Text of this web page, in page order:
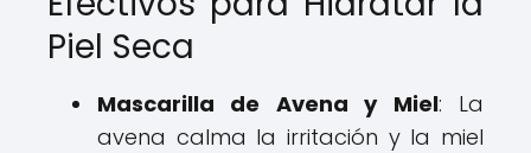
Piel Seca
Mascarilla de Avena y Miel: La
avena calma la irritación y la miel